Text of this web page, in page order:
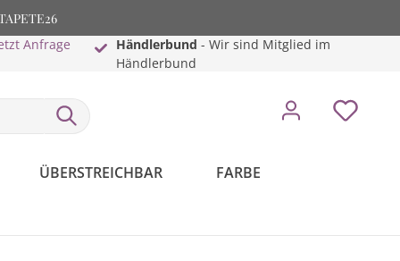
Anfrage
Händlerbund - Wir sind Mitglied im
Händlerbund
ÜBERSTREICHBAR FARBE